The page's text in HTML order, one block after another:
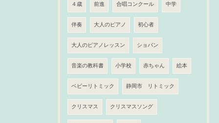
４歳 前進 合唱コンクール 中学
伴奏 大人のピアノ 初心者
大人のピアノレッスン ショパン
音楽の教科書 小学校 赤ちゃん 絵本
ベビーリトミック 静岡市 リトミック
クリスマス クリスマスソング